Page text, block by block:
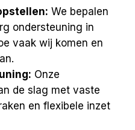
We bepalen
ondersteuning in
vaak wij komen en
Onze
de slag met vaste
en flexibele inzet